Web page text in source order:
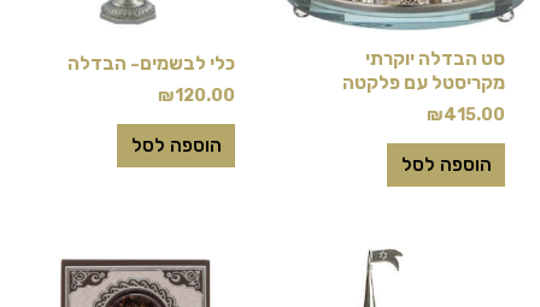
סט הבדלה יוקרתי
מקריסטל עם פלקטה
₪415.00
הוספה לסל
כלי לבשמים- הבדלה
₪120.00
הוספה לסל